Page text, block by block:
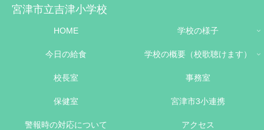
宮津市立吉津小学校
HOME 学校の様子
今日の給食 学校の概要（校歌聴けます）
校長室 事務室
保健室 宮津市3小連携
警報時の対応について アクセス